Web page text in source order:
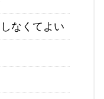
なくてよい